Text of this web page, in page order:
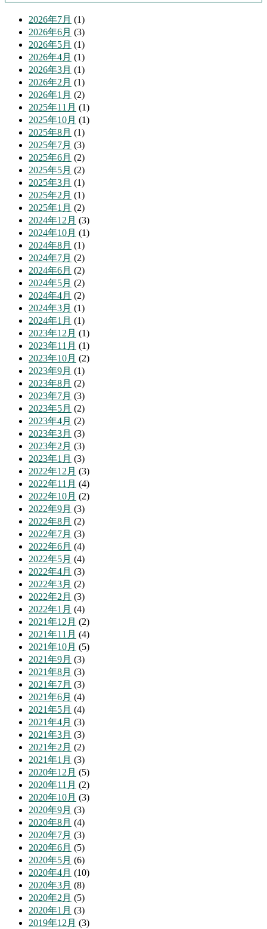
2026年7月 (1)
2026年6月 (3)
2026年5月 (1)
2026年4月 (1)
2026年3月 (1)
2026年2月 (1)
2026年1月 (2)
2025年11月 (1)
2025年10月 (1)
2025年8月 (1)
2025年7月 (3)
2025年6月 (2)
2025年5月 (2)
2025年3月 (1)
2025年2月 (1)
2025年1月 (2)
2024年12月 (3)
2024年10月 (1)
2024年8月 (1)
2024年7月 (2)
2024年6月 (2)
2024年5月 (2)
2024年4月 (2)
2024年3月 (1)
2024年1月 (1)
2023年12月 (1)
2023年11月 (1)
2023年10月 (2)
2023年9月 (1)
2023年8月 (2)
2023年7月 (3)
2023年5月 (2)
2023年4月 (2)
2023年3月 (3)
2023年2月 (3)
2023年1月 (3)
2022年12月 (3)
2022年11月 (4)
2022年10月 (2)
2022年9月 (3)
2022年8月 (2)
2022年7月 (3)
2022年6月 (4)
2022年5月 (4)
2022年4月 (3)
2022年3月 (2)
2022年2月 (3)
2022年1月 (4)
2021年12月 (2)
2021年11月 (4)
2021年10月 (5)
2021年9月 (3)
2021年8月 (3)
2021年7月 (3)
2021年6月 (4)
2021年5月 (4)
2021年4月 (3)
2021年3月 (3)
2021年2月 (2)
2021年1月 (3)
2020年12月 (5)
2020年11月 (2)
2020年10月 (3)
2020年9月 (3)
2020年8月 (4)
2020年7月 (3)
2020年6月 (5)
2020年5月 (6)
2020年4月 (10)
2020年3月 (8)
2020年2月 (5)
2020年1月 (3)
2019年12月 (3)